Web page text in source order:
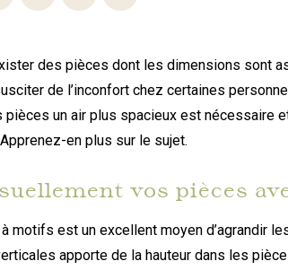
des pièces dont les dimensions sont
de l’inconfort chez certaines
pièces un air plus spacieux est nécessaire
en plus sur le sujet.
vos pièces
motifs est un excellent moyen
apporte de la hauteur dans les